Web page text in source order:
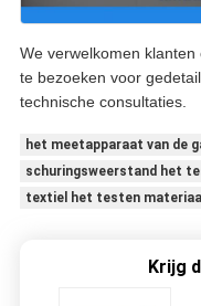
We verwelkomen
te bezoeken voor
technische consultaties.
het meetapparaat van de
schuringsweerstand het
textiel het testen materiaal
Krijg